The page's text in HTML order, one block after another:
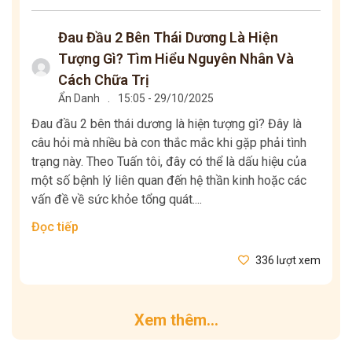
Đau Đầu 2 Bên Thái Dương Là Hiện
Tượng Gì? Tìm Hiểu Nguyên Nhân Và
Cách Chữa Trị
Ẩn Danh 15:05 - 29/10/2025
Đau đầu 2 bên thái dương là hiện tượng gì? Đây là
câu hỏi mà nhiều bà con thắc mắc khi gặp phải tình
trạng này. Theo Tuấn tôi, đây có thể là dấu hiệu của
một số bệnh lý liên quan đến hệ thần kinh hoặc các
vấn đề về sức khỏe tổng quát....
Đọc tiếp
336 lượt xem
Xem thêm...